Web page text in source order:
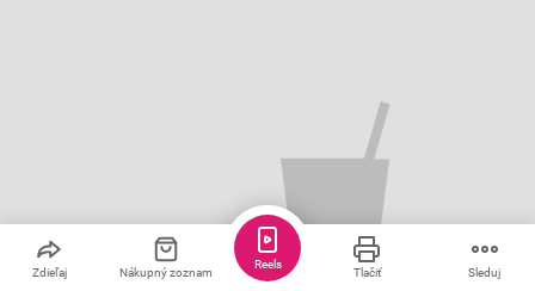
Zdieľaj Nákupný zoznam Tlačiť Sleduj
Reels